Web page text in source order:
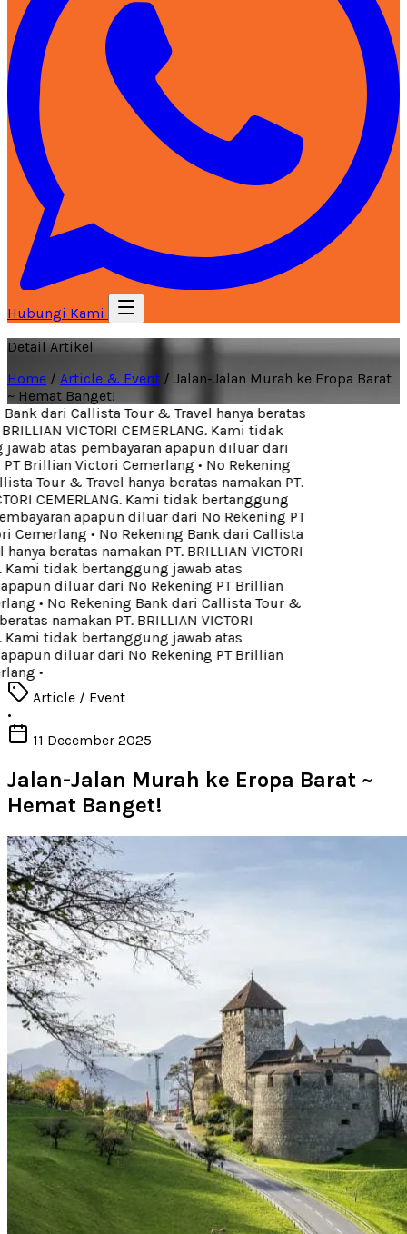
Hubungi Kami
Detail Artikel
Home / Article & Event / Jalan-Jalan Murah ke Eropa Barat
~ Hemat Banget!
dari Callista Tour & Travel hanya beratas
VICTORI CEMERLANG. Kami tidak
atas pembayaran apapun diluar dari
Brillian Victori Cemerlang• No Rekening
Tour & Travel hanya beratas namakan PT.
CEMERLANG. Kami tidak bertanggung
apapun diluar dari No Rekening PT
Cemerlang• No Rekening Bank dari Callista
beratas namakan PT. BRILLIAN VICTORI
Kami tidak bertanggung jawab atas
diluar dari No Rekening PT Brillian
• No Rekening Bank dari Callista Tour &
namakan PT. BRILLIAN VICTORI
Kami tidak bertanggung jawab atas
diluar dari No Rekening PT Brillian
•
Article / Event
•
11 December 2025
Jalan-Jalan Murah ke Eropa Barat ~
Hemat Banget!